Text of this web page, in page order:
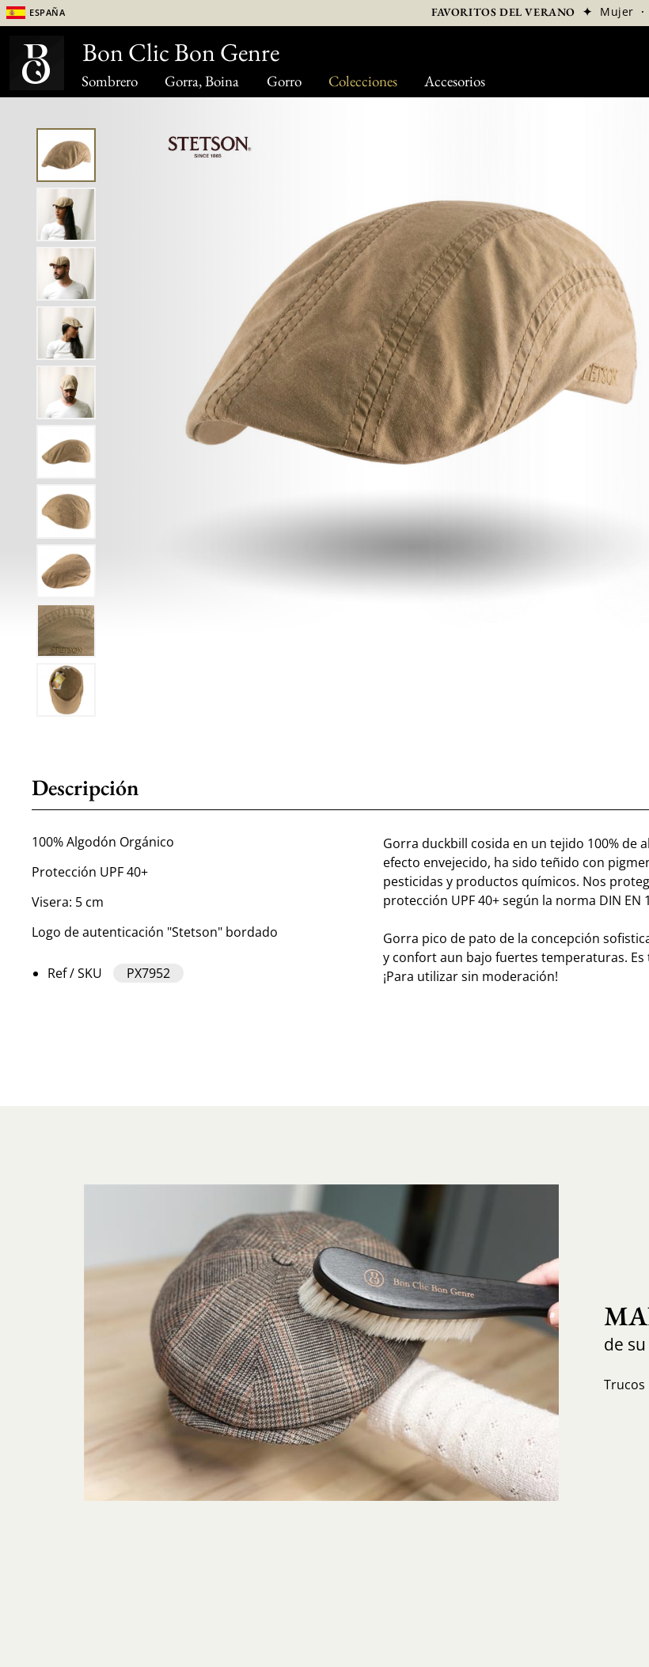
Sombrero Gorra, Boina Gorro Colecciones Accesorios
España FAVORITOS DEL VERANO ✦ Mujer ·
Descripción
100% Algodón Orgánico
Protección UPF 40+
Visera: 5 cm
Logo de autenticación "Stetson" bordado
Ref / SKU PX7952
Gorra duckbill cosida en un tejido 100% de
efecto envejecido, ha sido teñido con
pesticidas y productos químicos. Nos
protección UPF 40+ según la norma DIN EN
Gorra pico de pato de la concepción
y confort aun bajo fuertes temperaturas.
¡Para utilizar sin moderación!
de
Bon Clic Bon Genre